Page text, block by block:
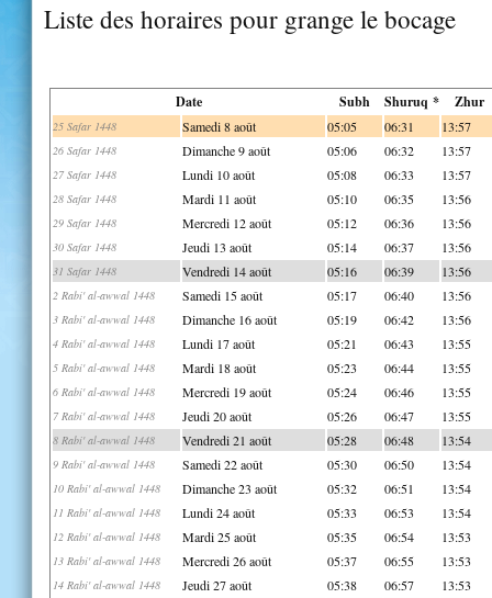
Liste des horaires pour grange le bocage
Date Subh Shuruq * Zhur
25 Safar 1448 Samedi 8 août 05:05 06:31 13:57
26 Safar 1448 Dimanche 9 août 05:06 06:32 13:57
27 Safar 1448 Lundi 10 août 05:08 06:33 13:57
28 Safar 1448 Mardi 11 août 05:10 06:35 13:56
29 Safar 1448 Mercredi 12 août 05:12 06:36 13:56
30 Safar 1448 Jeudi 13 août 05:14 06:37 13:56
31 Safar 1448 Vendredi 14 août 05:16 06:39 13:56
2 Rabi' al-awwal 1448 Samedi 15 août 05:17 06:40 13:56
3 Rabi' al-awwal 1448 Dimanche 16 août 05:19 06:42 13:56
4 Rabi' al-awwal 1448 Lundi 17 août 05:21 06:43 13:55
5 Rabi' al-awwal 1448 Mardi 18 août 05:23 06:44 13:55
6 Rabi' al-awwal 1448 Mercredi 19 août 05:24 06:46 13:55
7 Rabi' al-awwal 1448 Jeudi 20 août 05:26 06:47 13:55
8 Rabi' al-awwal 1448 Vendredi 21 août 05:28 06:48 13:54
9 Rabi' al-awwal 1448 Samedi 22 août 05:30 06:50 13:54
10 Rabi' al-awwal 1448 Dimanche 23 août 05:32 06:51 13:54
11 Rabi' al-awwal 1448 Lundi 24 août 05:33 06:53 13:54
12 Rabi' al-awwal 1448 Mardi 25 août 05:35 06:54 13:53
13 Rabi' al-awwal 1448 Mercredi 26 août 05:37 06:55 13:53
14 Rabi' al-awwal 1448 Jeudi 27 août 05:38 06:57 13:53